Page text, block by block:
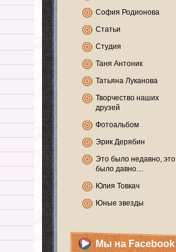
София Родионова
Статьи
Студия
Таня Антоник
Татьяна Луканова
Творчество наших
друзей
Фотоальбом
Эрик Дерябин
Это было недавно, это
было давно…
Юлия Товкач
Юные звезды
Мы на Facebook